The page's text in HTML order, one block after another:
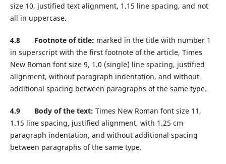
size 10, justified text alignment, 1.15 line spacing, and not
all in uppercase.
4.8 Footnote of title: marked in the title with number 1
in superscript with the first footnote of the article, Times
New Roman font size 9, 1.0 (single) line spacing, justified
alignment, without paragraph indentation, and without
additional spacing between paragraphs of the same type.
4.9 Body of the text: Times New Roman font size 11,
1.15 line spacing, justified alignment, with 1.25 cm
paragraph indentation, and without additional spacing
between paragraphs of the same type.